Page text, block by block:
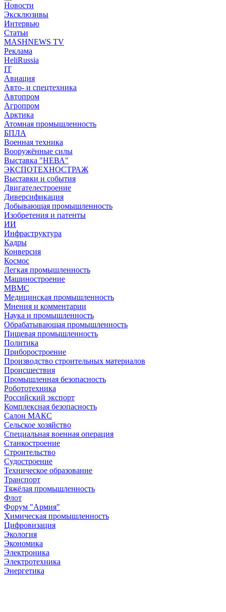
Новости
Эксклюзивы
Интервью
Статьи
MASHNEWS TV
Реклама
HeliRussia
IT
Авиация
Авто- и спецтехника
Автопром
Агропром
Арктика
Атомная промышленность
БПЛА
Военная техника
Вооружённые силы
Выставка "НЕВА"
ЭКСПОТЕХНОСТРАЖ
Выставки и события
Двигателестроение
Диверсификация
Добывающая промышленность
Изобретения и патенты
ИИ
Инфраструктура
Кадры
Конверсия
Космос
Легкая промышленность
Машиностроение
МВМС
Медицинская промышленность
Мнения и комментарии
Наука и промышленность
Обрабатывающая промышленность
Пищевая промышленность
Политика
Приборостроение
Производство строительных материалов
Происшествия
Промышленная безопасность
Робототехника
Российский экспорт
Комплексная безопасность
Салон МАКС
Сельское хозяйство
Специальная военная операция
Станкостроение
Строительство
Судостроение
Техническое образование
Транспорт
Тяжёлая промышленность
Флот
Форум "Армия"
Химическая промышленность
Цифровизация
Экология
Экономика
Электроника
Электротехника
Энергетика